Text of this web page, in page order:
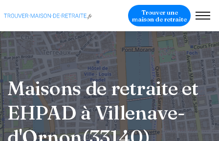
Trouver une
maison de retraite
Maisons de retraite et
EHPAD à Villenave-